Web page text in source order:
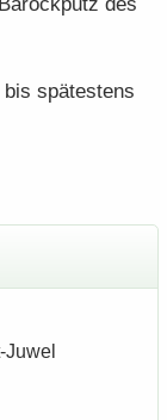
spä­tes­tens